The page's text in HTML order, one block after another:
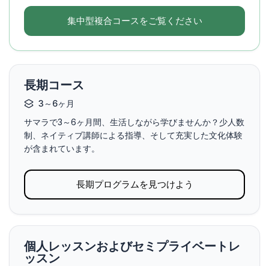
集中型複合コースをご覧ください
長期コース
3～6ヶ月
サマラで3～6ヶ月間、生活しながら学びませんか？少人数
制、​​ネイティブ講師による指導、そして充実した文化体験
が含まれています。
長期プログラムを見つけよう
個人レッスンおよびセミプライベートレ
ッスン